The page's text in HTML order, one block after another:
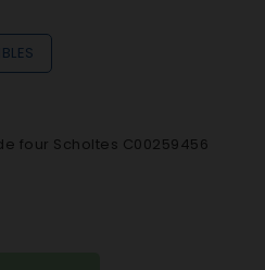
four Scholtes C00259456